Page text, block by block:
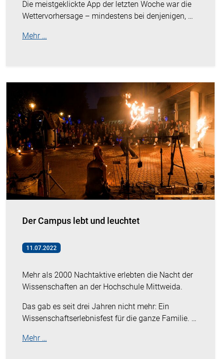
Die meistgeklickte App der letzten Woche war die
Wettervorhersage – mindestens bei denjenigen, …
Mehr …
Der Campus lebt und leuchtet
11.07.2022
Mehr als 2000 Nachtaktive erlebten die Nacht der
Wissenschaften an der Hochschule Mittweida.
Das gab es seit drei Jahren nicht mehr: Ein
Wissenschaftserlebnisfest für die ganze Familie. …
Mehr …